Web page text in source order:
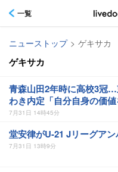
一覧
ニューストップ > ゲキサカ
ゲキサカ
青森山田2年時に高校3冠
わき内定「自分自身の価
い」
7月31日 14時45分
堂安律がU-21 Jリーグア
7月31日 13時9分